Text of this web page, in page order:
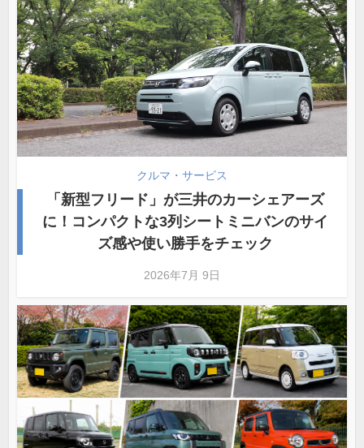
クルマ・サービス
「新型フリード」が三井のカーシェアーズ
に！コンパクトな3列シートミニバンのサイ
ズ感や使い勝手をチェック
2026年7月 9日